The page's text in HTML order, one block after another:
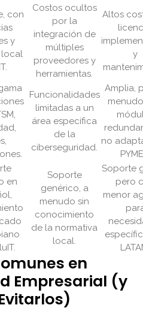
con
y
Costos ocultos
por la
integración de
múltiples
proveedores y
herramientas.
Altos
y
Funcionalidades
limitadas a un
área específica
de la
ciberseguridad.
Amplia,
no
en
Soporte
genérico, a
menudo sin
conocimiento
de la normativa
local.
Soporte
pero
menor
en
Empresarial (y